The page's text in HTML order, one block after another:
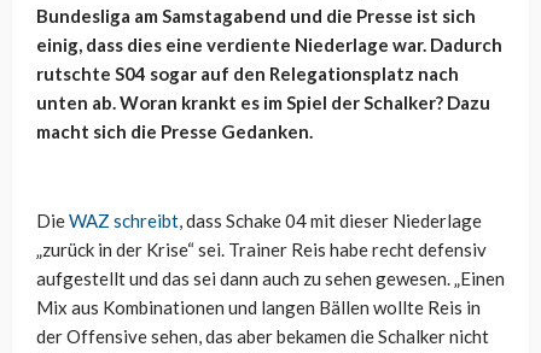
Bundesliga am Samstagabend und die Presse ist sich
einig, dass dies eine verdiente Niederlage war. Dadurch
rutschte S04 sogar auf den Relegationsplatz nach
unten ab. Woran krankt es im Spiel der Schalker? Dazu
macht sich die Presse Gedanken.
DieWAZ schreibt, dass Schake 04 mit dieser Niederlage
„zurück in der Krise“ sei. Trainer Reis habe recht defensiv
aufgestellt und das sei dann auch zu sehen gewesen. „Einen
Mix aus Kombinationen und langen Bällen wollte Reis in
der Offensive sehen, das aber bekamen die Schalker nicht